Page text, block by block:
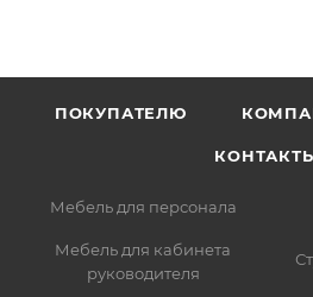
ПОКУПАТЕЛЮ
Мебель для персонала
Мебель для кабинета
руководителя